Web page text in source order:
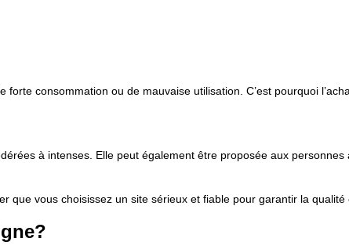
consommation ou de mauvaise utilisation. C’est pourquoi
à intenses. Elle peut également être proposée aux
que vous choisissez un site sérieux et fiable pour garantir la qualité